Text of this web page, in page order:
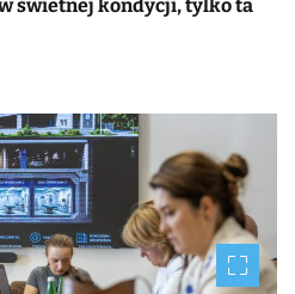
świetnej kondycji, tylko ta